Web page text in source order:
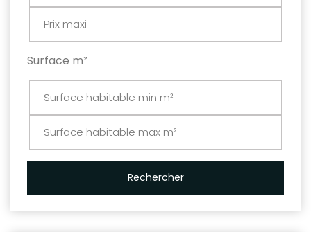
Surface m²
Rechercher